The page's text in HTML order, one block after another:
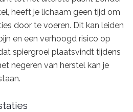
heeft je lichaam geen tijd om
door te voeren. Dit kan leiden
en een verhoogd risico op
spiergroei plaatsvindt tijdens
negeren van herstel kan je